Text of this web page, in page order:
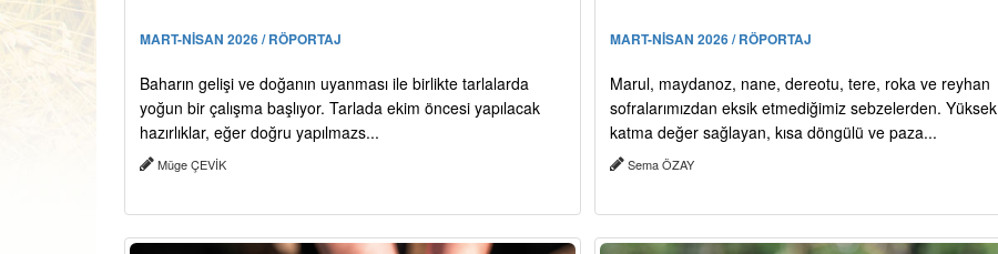
MART-NİSAN 2026 / RÖPORTAJ
Baharın gelişi ve doğanın uyanması ile birlikte tarlalarda
yoğun bir çalışma başlıyor. Tarlada ekim öncesi yapılacak
hazırlıklar, eğer doğru yapılmazs...
Müge ÇEVİK
MART-NİSAN 2026 / RÖPORTAJ
Marul, maydanoz, nane, dereotu, tere, roka ve reyhan
sofralarımızdan eksik etmediğimiz sebzelerden. Yüksek
katma değer sağlayan, kısa döngülü ve paza...
Sema ÖZAY